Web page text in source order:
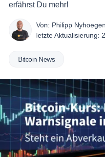
erfährst Du mehr!
Von: Philipp Nyhoegen
letzte Aktualisierung:
Bitcoin News